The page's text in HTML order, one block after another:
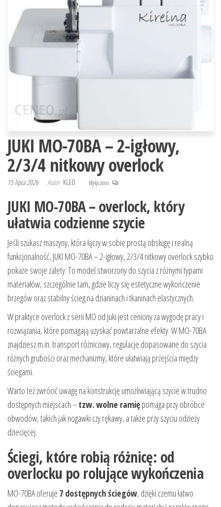
JUKI MO-70BA – 2-igłowy,
2/3/4 nitkowy overlock
15 lipca 2026 Autor KLEO Wyłączono
JUKI MO-70BA – overlock, który
ułatwia codzienne szycie
Jeśli szukasz maszyny, która łączy w sobie prostą obsługę i realną
funkcjonalność, JUKI MO-70BA – 2-igłowy, 2/3/4 nitkowy overlock szybko
pokaże swoje zalety. To model stworzony do szycia z różnymi typami
materiałów, szczególnie tam, gdzie liczy się estetyczne wykończenie
brzegów oraz stabilny ścieg na dzianinach i tkaninach elastycznych.
W praktyce overlock z serii MO od Juki jest ceniony za wygodę pracy i
rozwiązania, które pomagają uzyskać powtarzalne efekty. W MO-70BA
znajdziesz m.in. transport różnicowy, regulacje dopasowane do szycia
różnych grubości oraz mechanizmy, które ułatwiają przejścia między
ściegami.
Warto też zwrócić uwagę na konstrukcję umożliwiającą szycie w trudno
dostępnych miejscach –tzw. wolne ramiępomaga przy obróbce
obwodów, takich jak nogawki czy rękawy, a także przy szyciu odzieży
dziecięcej.
Ściegi, które robią różnicę: od
overlocku po rolujące wykończenia
MO-70BA oferuje 7 dostępnych ściegów, dzięki czemu łatwo